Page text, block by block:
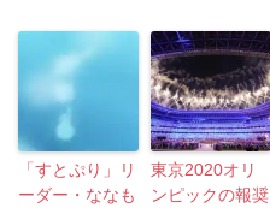
「すとぷり」リ
ーダー・ななも
東京2020オリ
ンピックの報奨